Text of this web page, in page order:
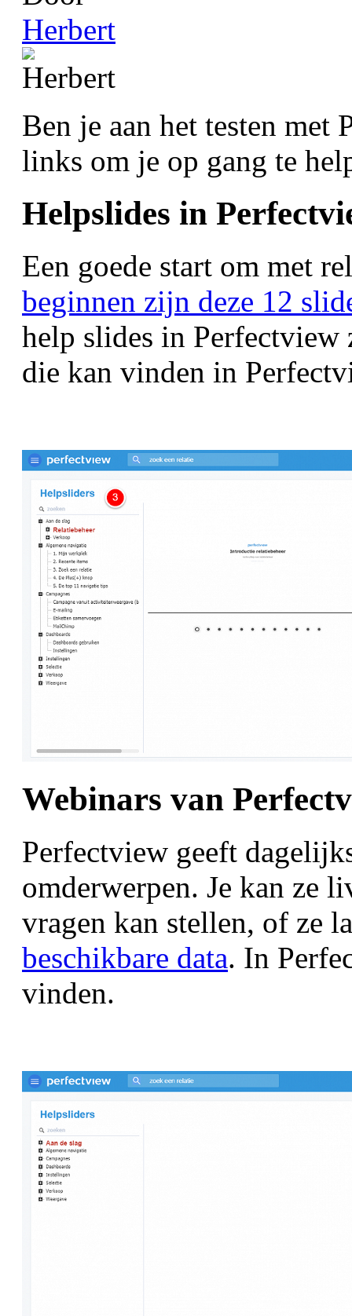
Herbert
Ben je aan het testen
links om je op gang te
Helpslides in
Een goede start om met
beginnen zijn deze 12
help slides in
die kan vinden in
Webinars van
Perfectview geeft
omderwerpen. Je kan ze
vragen kan stellen, of ze
beschikbare data. In
vinden.